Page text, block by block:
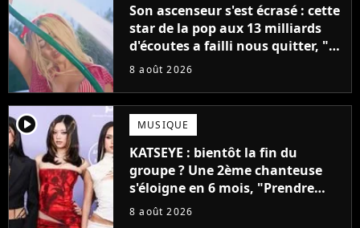
Son ascenseur s'est écrasé : cette
star de la pop aux 13 milliards
d'écoutes a failli nous quitter, "Je
pensais ne plus jamais chanter"
8 août 2026
player2 MUSIQUE
KATSEYE : bientôt la fin du
groupe ? Une 2ème chanteuse
s'éloigne en 6 mois, "Prendre
cette décision n’a pas été facile"
8 août 2026